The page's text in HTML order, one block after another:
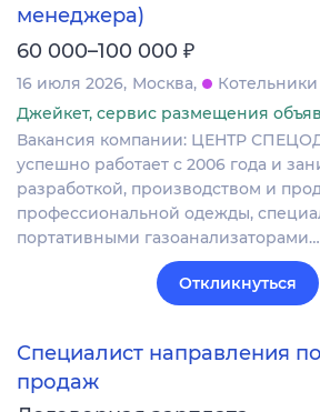
менеджера)
60 000–100 000 ₽
16 июля 2026 Москва
Котельники
Джейкет, сервис размещения
Вакансия компании: ЦЕНТР
успешно работает с 2006 года и
разработкой, производством и
профессиональной одежды,
портативными газоанализаторами…
Откликнуться
Специалист направления
продаж